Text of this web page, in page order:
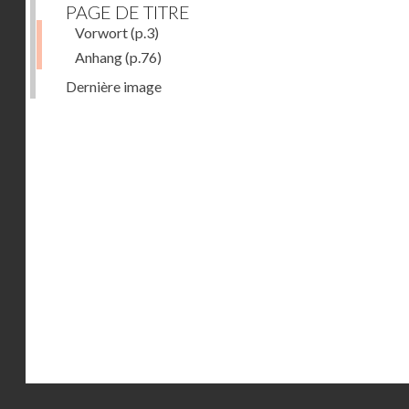
PAGE DE TITRE
Vorwort(p.3)
Anhang(p.76)
Dernière image